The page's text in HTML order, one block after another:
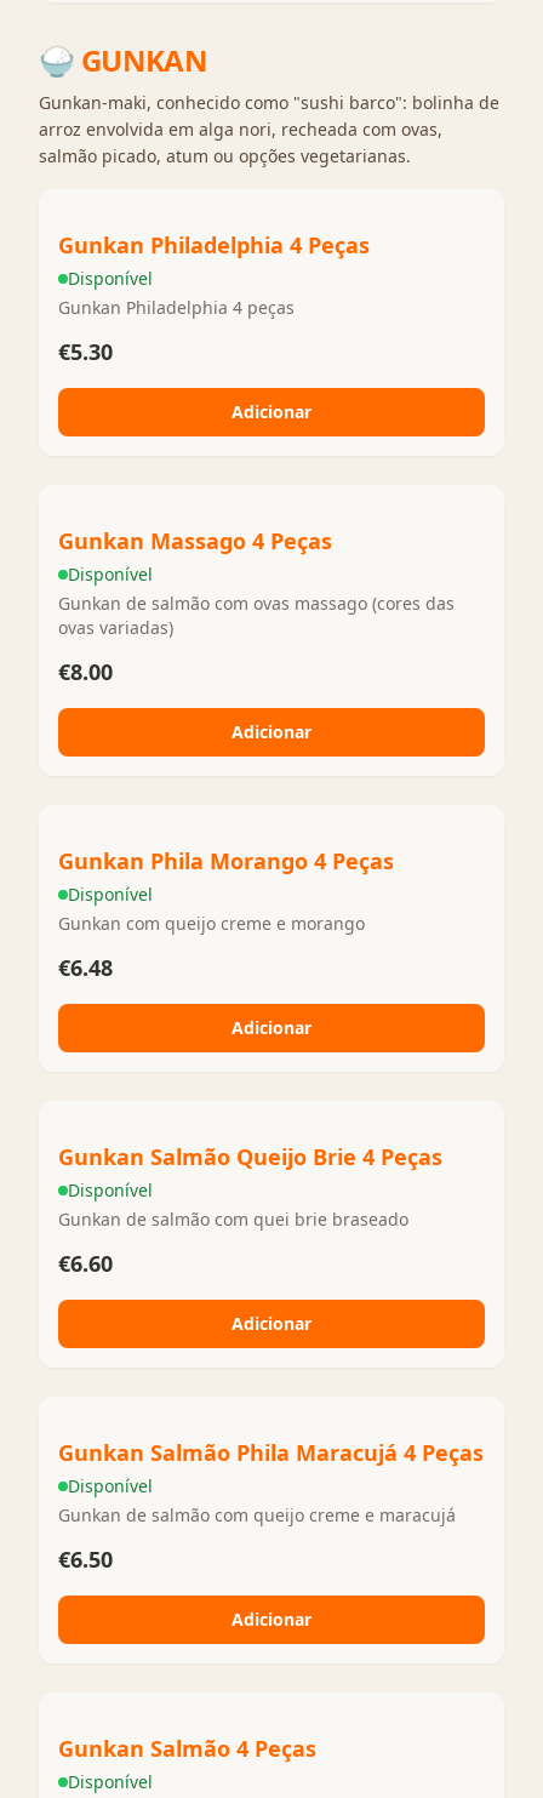
🍚 GUNKAN
Gunkan-maki, conhecido como "sushi barco": bolinha de
arroz envolvida em alga nori, recheada com ovas,
salmão picado, atum ou opções vegetarianas.
Gunkan Philadelphia 4 Peças
Disponível
Gunkan Philadelphia 4 peças
€5.30
Adicionar
Gunkan Massago 4 Peças
Disponível
Gunkan de salmão com ovas massago (cores das
ovas variadas)
€8.00
Adicionar
Gunkan Phila Morango 4 Peças
Disponível
Gunkan com queijo creme e morango
€6.48
Adicionar
Gunkan Salmão Queijo Brie 4 Peças
Disponível
Gunkan de salmão com quei brie braseado
€6.60
Adicionar
Gunkan Salmão Phila Maracujá 4 Peças
Disponível
Gunkan de salmão com queijo creme e maracujá
€6.50
Adicionar
Gunkan Salmão 4 Peças
Disponível